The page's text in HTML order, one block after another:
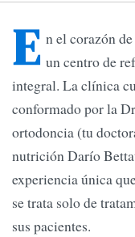
E n el corazón
un centro de
integral. La clínica
conformado por la
ortodoncia (tu
nutrición Darío
experiencia única
se trata solo de
sus pacientes.